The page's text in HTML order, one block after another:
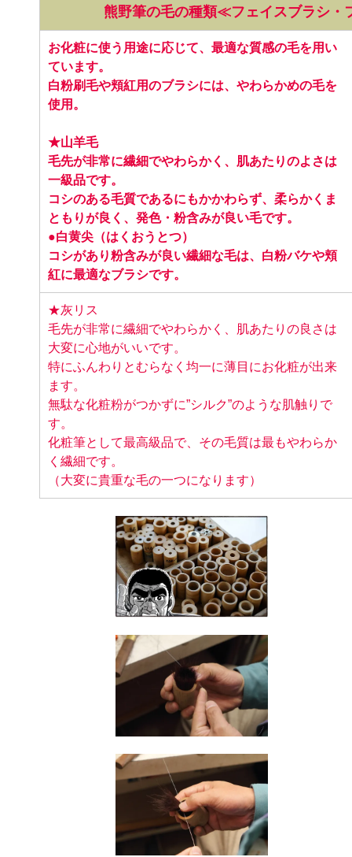
熊野筆の毛の種類≪フェイスブラシ・
お化粧に使う用途に応じて、最適な質感の毛を用い
ています。
白粉刷毛や頬紅用のブラシには、やわらかめの毛を
使用。
★山羊毛
毛先が非常に繊細でやわらかく、肌あたりのよさは
一級品です。
コシのある毛質であるにもかかわらず、柔らかくま
ともりが良く、発色・粉含みが良い毛です。
●白黄尖（はくおうとつ）
コシがあり粉含みが良い繊細な毛は、白粉バケや頬
紅に最適なブラシです。
★灰リス
毛先が非常に繊細でやわらかく、肌あたりの良さは
大変に心地がいいです。
特にふんわりとむらなく均一に薄目にお化粧が出来
ます。
無駄な化粧粉がつかずに”シルク”のような肌触りで
す。
化粧筆として最高級品で、その毛質は最もやわらか
く繊細です。
（大変に貴重な毛の一つになります）